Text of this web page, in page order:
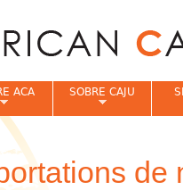
de
ACA SOBRE CAJU
here